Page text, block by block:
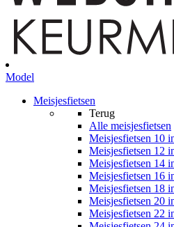
Model
Meisjesfietsen
Terug
Alle meisjesfietsen
Meisjesfietsen 10
Meisjesfietsen 12
Meisjesfietsen 14
Meisjesfietsen 16
Meisjesfietsen 18
Meisjesfietsen 20
Meisjesfietsen 22